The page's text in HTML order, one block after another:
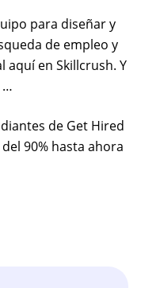
para diseñar y
de empleo y
en Skillcrush. Y
…
de Get Hired
90% hasta ahora